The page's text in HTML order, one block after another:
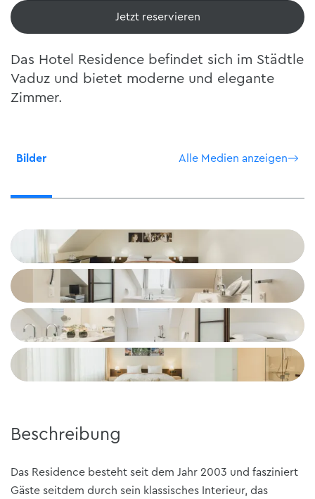
Jetzt reservieren
Das Hotel Residence befindet sich im Städtle
Vaduz und bietet moderne und elegante
Zimmer.
Bilder Alle Medien anzeigen
Beschreibung
Das Residence besteht seit dem Jahr 2003 und fasziniert
Gäste seitdem durch sein klassisches Interieur, das